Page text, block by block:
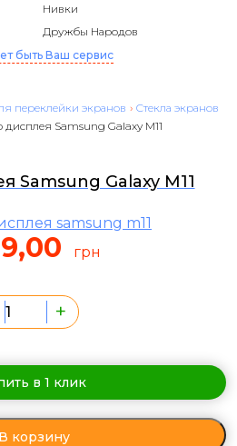
Нивки
Дружбы Народов
быть Ваш сервис
переклейки экранов › Cтекла экранов
дисплея Samsung Galaxy M11
Samsung Galaxy M11
грн
+
в 1 клик
В корзину